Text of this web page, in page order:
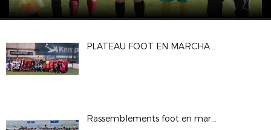
PLATEAU FOOT EN MARCHANT KEMP5 10/12/2022
Rassemblements foot en marchant D29 Nov 2022 Gouesnou et Quimper